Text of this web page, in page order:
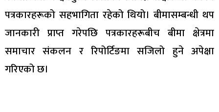
पत्रकारहरूको सहभागिता रहेको थियो। बीमासम्बन्धी थप
जानकारी प्राप्त गरेपछि पत्रकारहरूबीच बीमा क्षेत्रमा
समाचार संकलन र रिपोर्टिङमा सजिलो हुने अपेक्षा
गरिएको छ।